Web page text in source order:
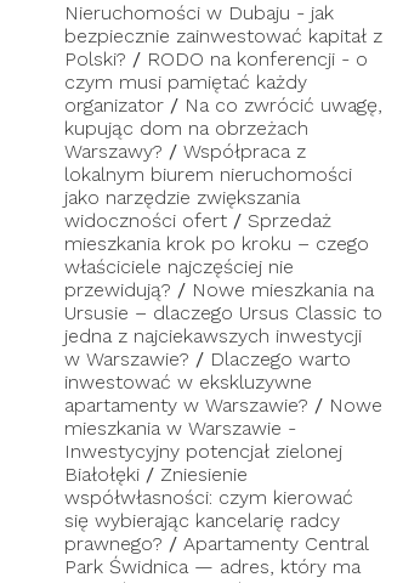
Nieruchomości w Dubaju - jak
bezpiecznie zainwestować kapitał z
Polski? / RODO na konferencji - o
czym musi pamiętać każdy
organizator / Na co zwrócić uwagę,
kupując dom na obrzeżach
Warszawy? / Współpraca z
lokalnym biurem nieruchomości
jako narzędzie zwiększania
widoczności ofert / Sprzedaż
mieszkania krok po kroku – czego
właściciele najczęściej nie
przewidują? / Nowe mieszkania na
Ursusie – dlaczego Ursus Classic to
jedna z najciekawszych inwestycji
w Warszawie? / Dlaczego warto
inwestować w ekskluzywne
apartamenty w Warszawie? / Nowe
mieszkania w Warszawie -
Inwestycyjny potencjał zielonej
Białołęki / Zniesienie
współwłasności: czym kierować
się wybierając kancelarię radcy
prawnego? / Apartamenty Central
Park Świdnica — adres, który ma